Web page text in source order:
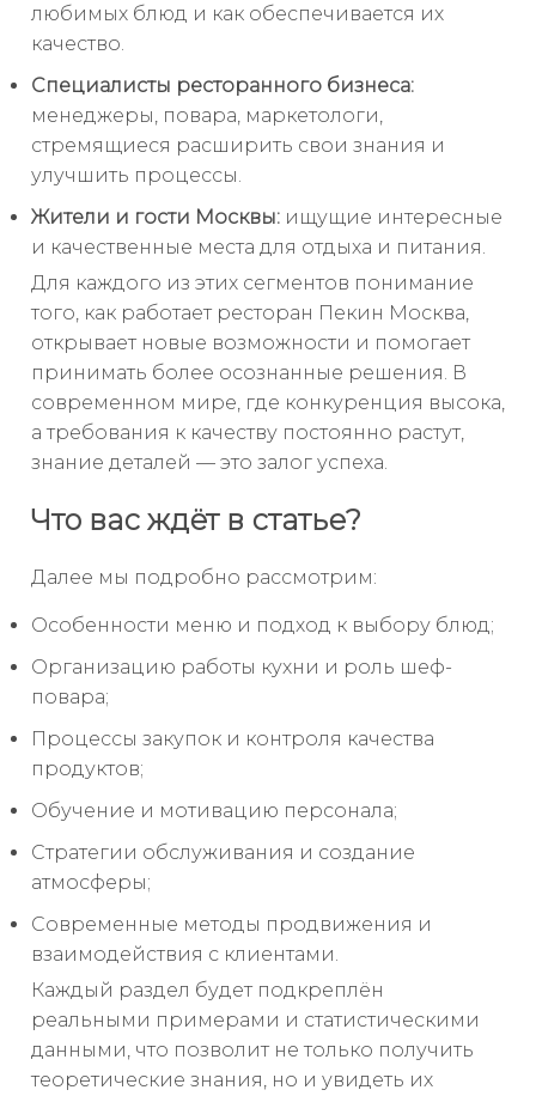
любимых блюд и как обеспечивается их
качество.
Специалисты ресторанного бизнеса:
менеджеры, повара, маркетологи,
стремящиеся расширить свои знания и
улучшить процессы.
Жители и гости Москвы: ищущие интересные
и качественные места для отдыха и питания.
Для каждого из этих сегментов понимание
того, как работает ресторан Пекин Москва,
открывает новые возможности и помогает
принимать более осознанные решения. В
современном мире, где конкуренция высока,
а требования к качеству постоянно растут,
знание деталей — это залог успеха.
Что вас ждёт в статье?
Далее мы подробно рассмотрим:
Особенности меню и подход к выбору блюд;
Организацию работы кухни и роль шеф-
повара;
Процессы закупок и контроля качества
продуктов;
Обучение и мотивацию персонала;
Стратегии обслуживания и создание
атмосферы;
Современные методы продвижения и
взаимодействия с клиентами.
Каждый раздел будет подкреплён
реальными примерами и статистическими
данными, что позволит не только получить
теоретические знания, но и увидеть их